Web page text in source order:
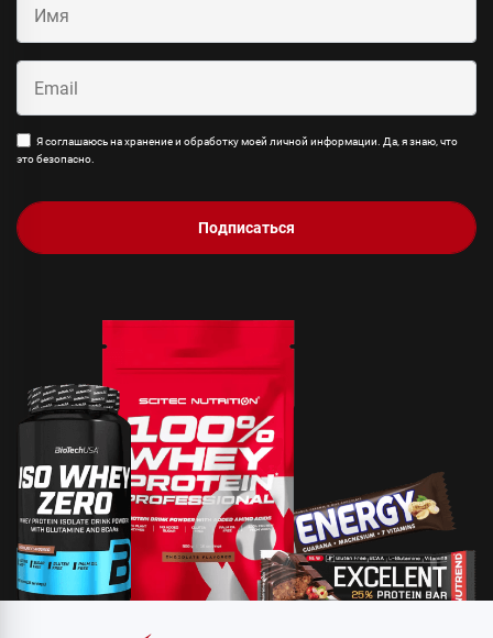
Я соглашаюсь на хранение и обработку моей личной информации. Да, я знаю, что
это безопасно.
Подписаться